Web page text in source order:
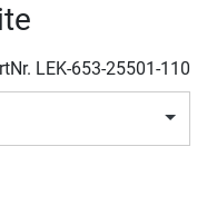
LEK-653-25501-110